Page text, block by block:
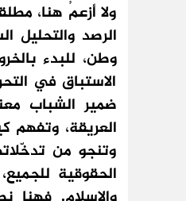
ولا أزعمُ هنا،
الرصد والتحليل
وطن، للبدء
الاستباق في
ضمير الشباب
العريقة، وتفهم
وتنجو من
الحقوقية